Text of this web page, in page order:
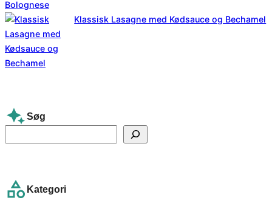
Klassisk Lasagne med Kødsauce og Bechamel
Søg
e
c
Kategori